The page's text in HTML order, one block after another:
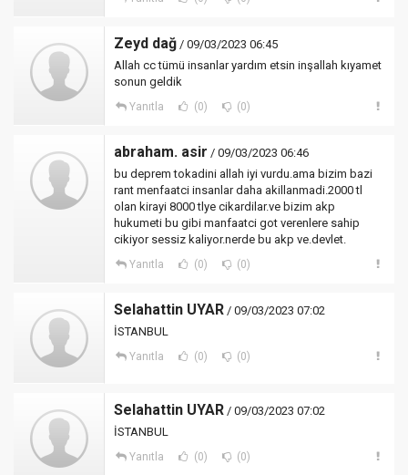
Zeyd dağ / 09/03/2023 06:45
Allah cc tümü insanlar yardım etsin inşallah kıyamet
sonun geldik
Yanıtla (0) (0)
abraham. asir / 09/03/2023 06:46
bu deprem tokadini allah iyi vurdu.ama bizim bazi
rant menfaatci insanlar daha akillanmadi.2000 tl
olan kirayi 8000 tlye cikardilar.ve bizim akp
hukumeti bu gibi manfaatci got verenlere sahip
cikiyor sessiz kaliyor.nerde bu akp ve.devlet.
Yanıtla (0) (0)
Selahattin UYAR / 09/03/2023 07:02
İSTANBUL
Yanıtla (0) (0)
Selahattin UYAR / 09/03/2023 07:02
İSTANBUL
Yanıtla (0) (0)